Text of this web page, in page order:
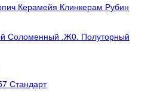
Керамейя Клинкерам Рубин
Соломенный .Ж0. Полуторный
Стандарт